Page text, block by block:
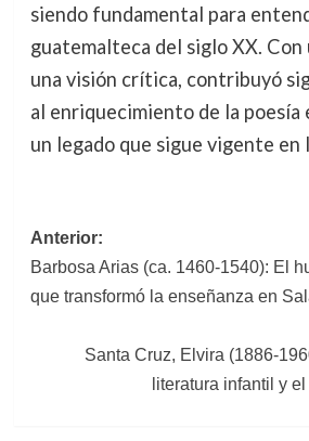
siendo fundamental para
guatemalteca del siglo XX.
una visión crítica, contribuyó
al enriquecimiento de la poesía
un legado que sigue vigente en
Navegación
de
entradas
Anterior:
Barbosa Arias (ca. 1460-1540): El
que transformó la enseñanza en
Santa Cruz, Elvira (1886-
literatura infantil y